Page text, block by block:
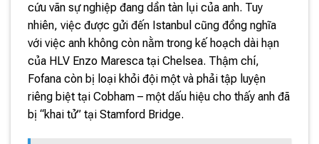
cứu vãn sự nghiệp đang dần tàn lụi của anh. Tuy
nhiên, việc được gửi đến Istanbul cũng đồng nghĩa
với việc anh không còn nằm trong kế hoạch dài hạn
của HLV Enzo Maresca tại Chelsea. Thậm chí,
Fofana còn bị loại khỏi đội một và phải tập luyện
riêng biệt tại Cobham – một dấu hiệu cho thấy anh đã
bị “khai tử” tại Stamford Bridge.